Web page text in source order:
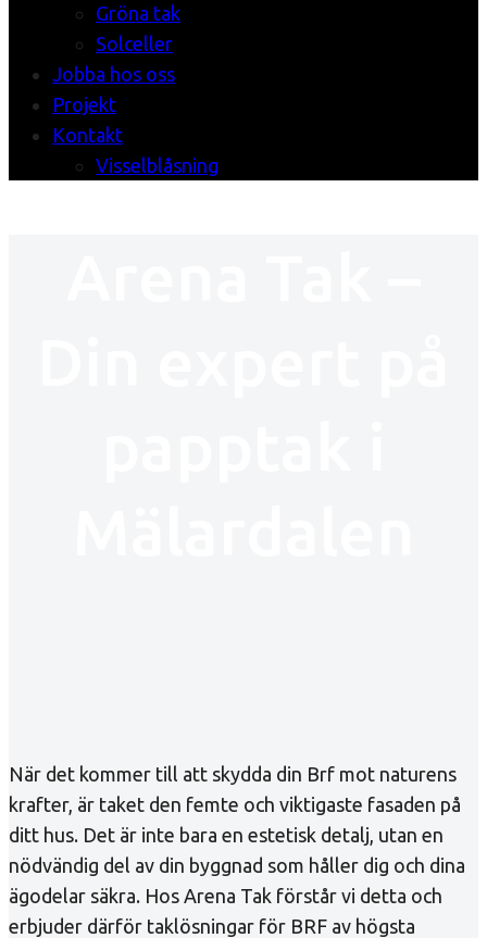
Gröna tak
Solceller
Jobba hos oss
Projekt
Kontakt
Visselblåsning
När det kommer till att skydda din Brf mot naturens
krafter, är taket den femte och viktigaste fasaden på
ditt hus. Det är inte bara en estetisk detalj, utan en
nödvändig del av din byggnad som håller dig och dina
ägodelar säkra. Hos Arena Tak förstår vi detta och
erbjuder därför taklösningar för BRF av högsta